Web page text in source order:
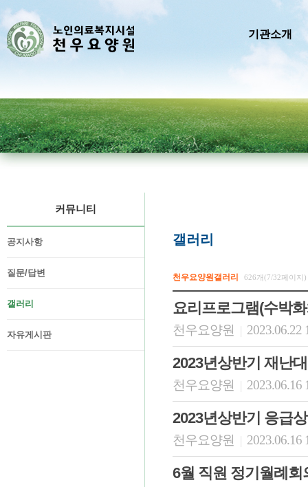
기관소개
커뮤니티
공지사항
질문/답변
갤러리
자유게시판
갤러리
천우요양원갤러리 626개(7/32페이지)
요리프로그램(수박
천우요양원 2023.06.22
2023년상반기 재난
천우요양원 2023.06.16
2023년상반기 응급
천우요양원 2023.06.16
6월 직원 정기월례회